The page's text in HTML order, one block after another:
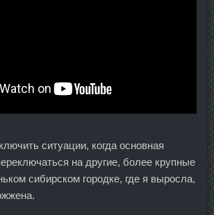
ситуации, когда основная
на другие, более крупные
сибирском городке, где я выросла,